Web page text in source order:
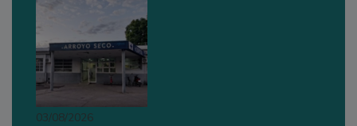
03/08/2026